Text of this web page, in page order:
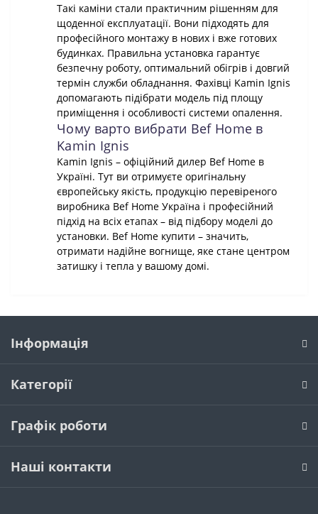
Такі каміни стали практичним рішенням для
щоденної експлуатації. Вони підходять для
професійного монтажу в нових і вже готових
будинках. Правильна установка гарантує
безпечну роботу, оптимальний обігрів і довгий
термін служби обладнання. Фахівці Kamin Ignis
допомагають підібрати модель під площу
приміщення і особливості системи опалення.
Чому варто вибрати Bef Home в
Kamin Ignis
Kamin Ignis – офіційний дилер Bef Home в
Україні. Тут ви отримуєте оригінальну
європейську якість, продукцію перевіреного
виробника Bef Home Україна і професійний
підхід на всіх етапах – від підбору моделі до
установки. Bef Home купити – значить,
отримати надійне вогнище, яке стане центром
затишку і тепла у вашому домі.
Інформація
Категорії
Графік роботи
Наші контакти